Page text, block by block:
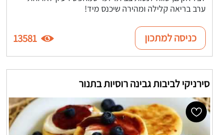
ערב בריאה קלילה ומהירה שיכנס מיד!
כניסה למתכון 13581
סירניקי לביבות גבינה רוסיות בתנור